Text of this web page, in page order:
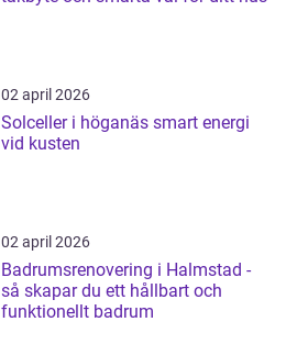
02 april 2026
Solceller i höganäs smart energi
vid kusten
02 april 2026
Badrumsrenovering i Halmstad -
så skapar du ett hållbart och
funktionellt badrum